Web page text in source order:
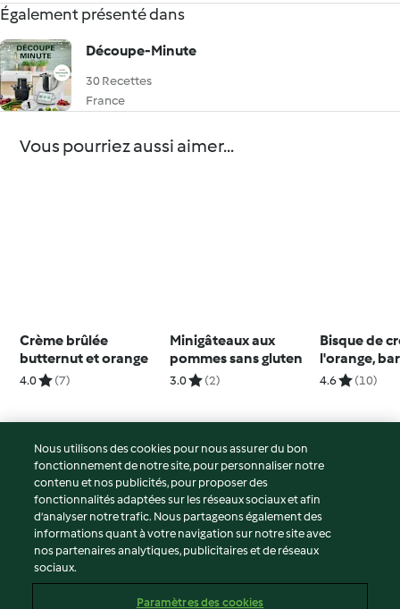
Également présenté dans
Découpe-Minute
30 Recettes
France
Vous pourriez aussi aimer...
Crème brûlée
butternut et orange
4.0 (7)
Minigâteaux aux
pommes sans gluten
3.0 (2)
Bisque de
l'orange,
herbes et
4.6 (10)
© Copyright 2026
Conditions d'utilisation
Politique de confidentialité
Non-responsabilité
Mentions légales
Nous utilisons des cookies pour nous assurer du bon
fonctionnement de notre site, pour personnaliser notre
contenu et nos publicités, pour proposer des
fonctionnalités adaptées sur les réseaux sociaux et afin
d’analyser notre trafic. Nous partageons également des
informations quant à votre navigation sur notre site avec
nos partenaires analytiques, publicitaires et de réseaux
sociaux.
Paramètres des cookies